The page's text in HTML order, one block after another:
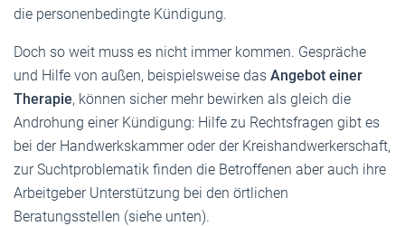
die personenbedingte Kündigung.
Doch so weit muss es nicht immer kommen. Gespräche
und Hilfe von außen, beispielsweise das Angebot einer
Therapie, können sicher mehr bewirken als gleich die
Androhung einer Kündigung: Hilfe zu Rechtsfragen gibt es
bei der Handwerkskammer oder der Kreishandwerkerschaft,
zur Suchtproblematik finden die Betroffenen aber auch ihre
Arbeitgeber Unterstützung bei den örtlichen
Beratungsstellen (siehe unten).